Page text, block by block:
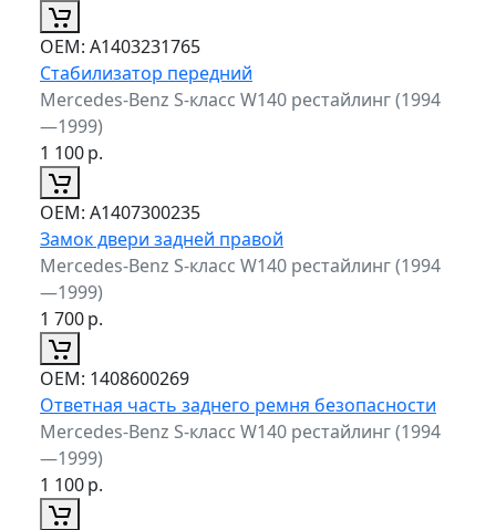
ОЕМ: A1403231765
Стабилизатор передний
Mercedes-Benz S-класс W140 рестайлинг (1994
—1999)
1 100р.
ОЕМ: A1407300235
Замок двери задней правой
Mercedes-Benz S-класс W140 рестайлинг (1994
—1999)
1 700р.
ОЕМ: 1408600269
Ответная часть заднего ремня безопасности
Mercedes-Benz S-класс W140 рестайлинг (1994
—1999)
1 100р.